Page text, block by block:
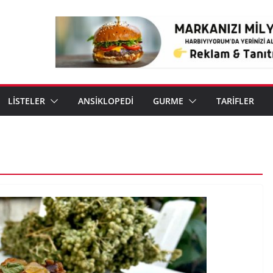
LİSTELER ANSİKLOPEDİ GURME TARİFLER